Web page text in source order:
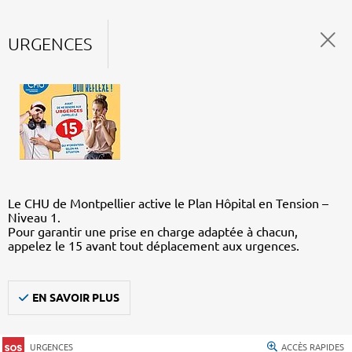
URGENCES
Le CHU de Montpellier active le Plan Hôpital en Tension –
Niveau 1.
Pour garantir une prise en charge adaptée à chacun,
appelez le 15 avant tout déplacement aux urgences.
EN SAVOIR PLUS
URGENCES ACCÈS RAPIDES